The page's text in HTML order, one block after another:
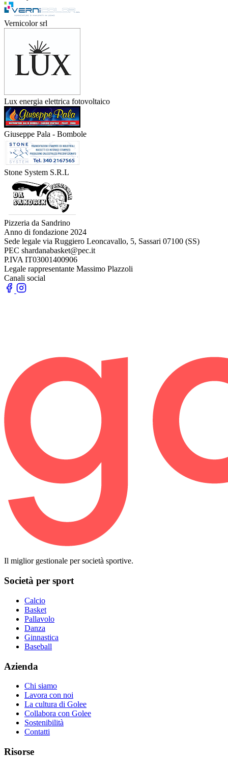
Vernicolor srl
Lux energia elettrica fotovoltaico
Giuseppe Pala - Bombole
Stone System S.R.L
Pizzeria da Sandrino
Anno di fondazione 2024
Sede legale via Ruggiero Leoncavallo, 5, Sassari 07100 (SS)
PEC shardanabasket@pec.it
P.IVA IT03001400906
Legale rappresentante Massimo Plazzoli
Canali social
Il miglior gestionale per società sportive.
Società per sport
Calcio
Basket
Pallavolo
Danza
Ginnastica
Baseball
Azienda
Chi siamo
Lavora con noi
La cultura di Golee
Collabora con Golee
Sostenibilità
Contatti
Risorse